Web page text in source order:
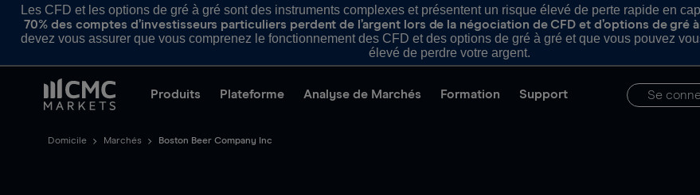
Les CFD et les options de gré à gré sont des instruments complexes et présentent un risque élevé de perte rapide en
70% des comptes d’investisseurs particuliers perdent de l’argent lors de la négociation de CFD et d’options de gré
devez vous assurer que vous comprenez le fonctionnement des CFD et des options de gré à gré et que vous pouvez
élevé de perdre votre argent.
Produits Plateforme Analyse de Marchés Formation Support Se
Domicile Marchés Boston Beer Company Inc